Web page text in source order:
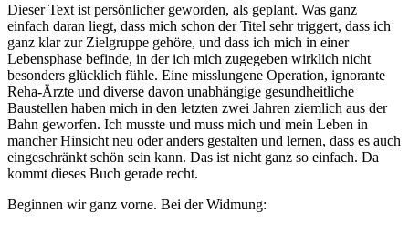
Dieser Text ist persönlicher geworden, als geplant. Was ganz
einfach daran liegt, dass mich schon der Titel sehr triggert, dass ich
ganz klar zur Zielgruppe gehöre, und dass ich mich in einer
Lebensphase befinde, in der ich mich zugegeben wirklich nicht
besonders glücklich fühle. Eine misslungene Operation, ignorante
Reha-Ärzte und diverse davon unabhängige gesundheitliche
Baustellen haben mich in den letzten zwei Jahren ziemlich aus der
Bahn geworfen. Ich musste und muss mich und mein Leben in
mancher Hinsicht neu oder anders gestalten und lernen, dass es auch
eingeschränkt schön sein kann. Das ist nicht ganz so einfach. Da
kommt dieses Buch gerade recht.
Beginnen wir ganz vorne. Bei der Widmung: